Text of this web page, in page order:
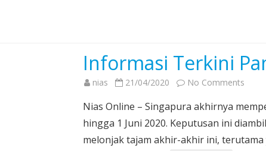
Informasi Terkini
nias 21/04/2020 No Commentson
Nias Online – Singapura akhirnya
hingga 1 Juni 2020. Keputusan ini
melonjak tajam akhir-akhir ini,